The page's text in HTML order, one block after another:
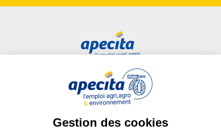
Liens utiles
Plan du site